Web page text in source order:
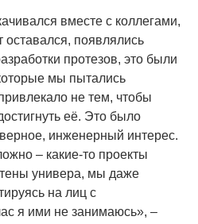
вместе с коллегами,
появлялись
протезов, это были
мы пытались
не тем, чтобы
её. Это было
инженерный интерес.
– какие-то проекты
универа, мы даже
на лиц с
я ими не занимаюсь», –